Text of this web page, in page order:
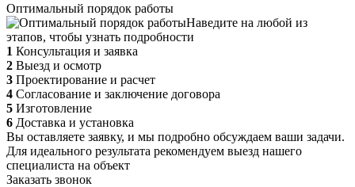
Оптимальный порядок работы
Наведите на любой из
этапов, чтобы узнать подробности
1 Консультация и заявка
2 Выезд и осмотр
3 Проектирование и расчет
4 Согласование и заключение договора
5 Изготовление
6 Доставка и установка
Вы оставляете заявку, и мы подробно обсуждаем ваши задачи.
Для идеального результата рекомендуем выезд нашего
специалиста на объект
Заказать звонок